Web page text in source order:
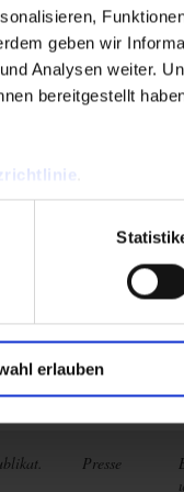
geben wir
Analysen weiter.
bereitgestellt
erlauben
Presse